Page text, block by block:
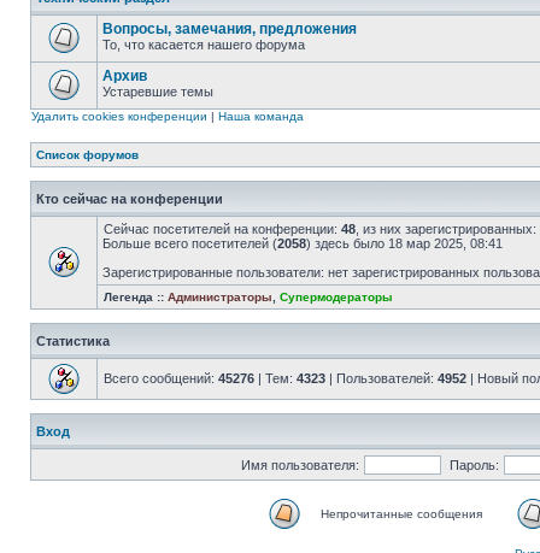
Вопросы, замечания, предложения
То, что касается нашего форума
Архив
Устаревшие темы
Удалить cookies конференции | Наша команда
Список форумов
Кто сейчас на конференции
Сейчас посетителей на конференции: 48 , из них
Больше всего посетителей (2058) здесь было 18 мар 2025, 08:41
Зарегистрированные пользователи: нет зарегистрированных
Легенда :: Администраторы Супермодераторы
Статистика
Всего сообщений: 45276 | Тем: 4323 | Пользователей: 4952 | Новый
Вход
Имя пользователя: Пароль:
Непрочитанные сообщения